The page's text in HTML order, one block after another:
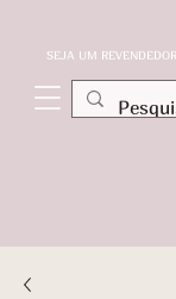
SEJA UM REVENDEDOR